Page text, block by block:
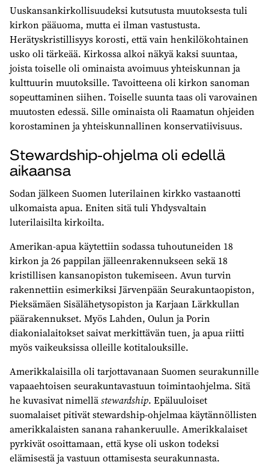
Uuskansankirkollisuudeksi kutsutusta muutoksesta tuli
kirkon pääuoma, mutta ei ilman vastustusta.
Herätyskristillisyys korosti, että vain henkilökohtainen
usko oli tärkeää. Kirkossa alkoi näkyä kaksi suuntaa,
joista toiselle oli ominaista avoimuus yhteiskunnan ja
kulttuurin muutoksille. Tavoitteena oli kirkon sanoman
sopeuttaminen siihen. Toiselle suunta taas oli varovainen
muutosten edessä. Sille ominaista oli Raamatun ohjeiden
korostaminen ja yhteiskunnallinen konservatiivisuus.
Stewardship-ohjelma oli edellä
aikaansa
Sodan jälkeen Suomen luterilainen kirkko vastaanotti
ulkomaista apua. Eniten sitä tuli Yhdysvaltain
luterilaisilta kirkoilta.
Amerikan-apua käytettiin sodassa tuhoutuneiden 18
kirkon ja 26 pappilan jälleenrakennukseen sekä 18
kristillisen kansanopiston tukemiseen. Avun turvin
rakennettiin esimerkiksi Järvenpään Seurakuntaopiston,
Pieksämäen Sisälähetysopiston ja Karjaan Lärkkullan
päärakennukset. Myös Lahden, Oulun ja Porin
diakonialaitokset saivat merkittävän tuen, ja apua riitti
myös vaikeuksissa olleille kotitalouksille.
Amerikkalaisilla oli tarjottavanaan Suomen seurakunnille
vapaaehtoisen seurakuntavastuun toimintaohjelma. Sitä
he kuvasivat nimellästewardship. Epäluuloiset
suomalaiset pitivät stewardship-ohjelmaa käytännöllisten
amerikkalaisten sanana rahankeruulle. Amerikkalaiset
pyrkivät osoittamaan, että kyse oli uskon todeksi
elämisestä ja vastuun ottamisesta seurakunnasta.